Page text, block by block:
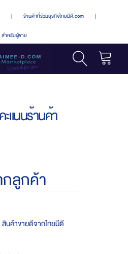
| ร้านค้าที่ร่วมธุรกิจไทยมีดี.com |
สำหรับผู้ขาย
ะแนนร้านค้า
กลูกค้า
สินค้าขายดีจากไทยมีดี